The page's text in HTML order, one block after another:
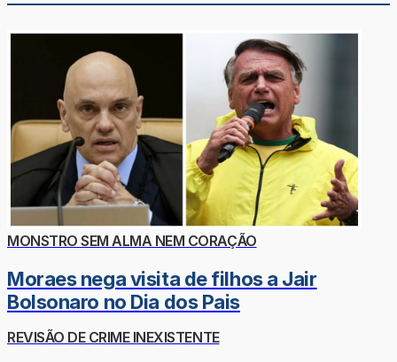
MONSTRO SEM ALMA NEM CORAÇÃO
Moraes nega visita de filhos a Jair
Bolsonaro no Dia dos Pais
REVISÃO DE CRIME INEXISTENTE